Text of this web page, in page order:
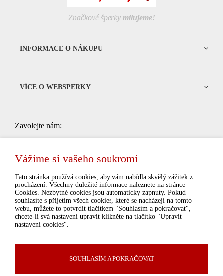
Značkové šperky milujeme!
INFORMACE O NÁKUPU
VÍCE O WEBSPERKY
Zavolejte nám:
Souhlasím se zpracováním osobních údajů pro
marketingové účely.Ochrana osobních údajů
© 2026 WebSperky Všechny práva vyhrazené
Vážíme si vašeho soukromí
Tato stránka používá cookies, aby vám nabídla skvělý zážitek z
procházení. Všechny důležité informace naleznete na stránce
Cookies. Nezbytné cookies jsou automaticky zapnuty. Pokud
souhlasíte s přijetím všech cookies, které se nacházejí na tomto
webu, můžete to potvrdit tlačítkem "Souhlasím a pokračovat",
chcete-li svá nastavení upravit klikněte na tlačítko "Upravit
nastavení cookies".
SOUHLASÍM A POKRAČOVAT